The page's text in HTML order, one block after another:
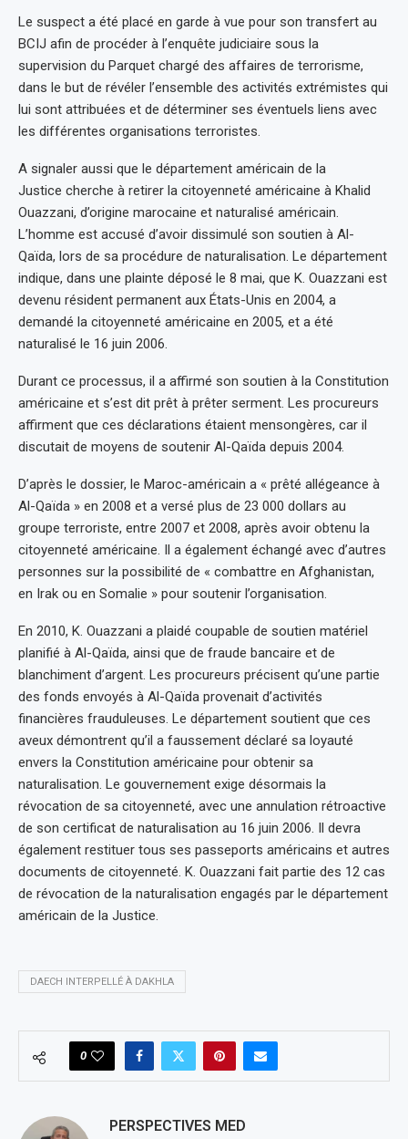
Le suspect a été placé en garde à vue pour son transfert au
BCIJ afin de procéder à l’enquête judiciaire sous la
supervision du Parquet chargé des affaires de terrorisme,
dans le but de révéler l’ensemble des activités extrémistes qui
lui sont attribuées et de déterminer ses éventuels liens avec
les différentes organisations terroristes.
A signaler aussi que le département américain de la
Justice cherche à retirer la citoyenneté américaine à Khalid
Ouazzani, d’origine marocaine et naturalisé américain.
L’homme est accusé d’avoir dissimulé son soutien à Al-
Qaïda, lors de sa procédure de naturalisation. Le département
indique, dans une plainte déposé le 8 mai, que K. Ouazzani est
devenu résident permanent aux États-Unis en 2004, a
demandé la citoyenneté américaine en 2005, et a été
naturalisé le 16 juin 2006.
Durant ce processus, il a affirmé son soutien à la Constitution
américaine et s’est dit prêt à prêter serment. Les procureurs
affirment que ces déclarations étaient mensongères, car il
discutait de moyens de soutenir Al-Qaïda depuis 2004.
D’après le dossier, le Maroc-américain a « prêté allégeance à
Al-Qaïda » en 2008 et a versé plus de 23 000 dollars au
groupe terroriste, entre 2007 et 2008, après avoir obtenu la
citoyenneté américaine. Il a également échangé avec d’autres
personnes sur la possibilité de « combattre en Afghanistan,
en Irak ou en Somalie » pour soutenir l’organisation.
En 2010, K. Ouazzani a plaidé coupable de soutien matériel
planifié à Al-Qaïda, ainsi que de fraude bancaire et de
blanchiment d’argent. Les procureurs précisent qu’une partie
des fonds envoyés à Al-Qaïda provenait d’activités
financières frauduleuses. Le département soutient que ces
aveux démontrent qu’il a faussement déclaré sa loyauté
envers la Constitution américaine pour obtenir sa
naturalisation. Le gouvernement exige désormais la
révocation de sa citoyenneté, avec une annulation rétroactive
de son certificat de naturalisation au 16 juin 2006. Il devra
également restituer tous ses passeports américains et autres
documents de citoyenneté. K. Ouazzani fait partie des 12 cas
de révocation de la naturalisation engagés par le département
américain de la Justice.
DAECH INTERPELLÉ À DAKHLA
0
PERSPECTIVES MED